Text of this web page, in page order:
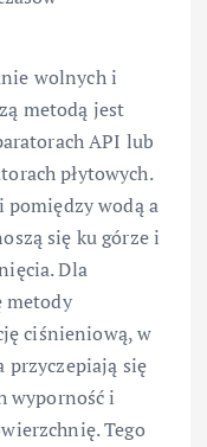
wolnych i
metodą jest
API lub
płytowych.
pomiędzy wodą a
się ku górze i
Dla
metody
ciśnieniową, w
się
wyporność i
Tego